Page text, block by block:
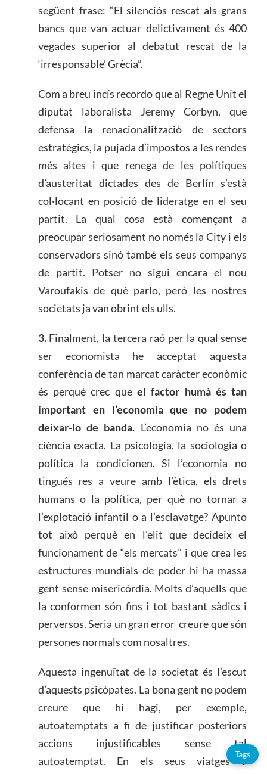
següent frase: “El silenciós rescat als grans
bancs que van actuar delictivament és 400
vegades superior al debatut rescat de la
‘irresponsable’ Grècia”.
Com a breu incís recordo que al Regne Unit el
diputat laboralista Jeremy Corbyn, que
defensa la renacionalització de sectors
estratègics, la pujada d’impostos a les rendes
més altes i que renega de les polítiques
d’austeritat dictades des de Berlín s’està
col·locant en posició de lideratge en el seu
partit. La qual cosa està començant a
preocupar seriosament no només la City i els
conservadors sinó també els seus companys
de partit. Potser no sigui encara el nou
Varoufakis de què parlo, però les nostres
societats ja van obrint els ulls.
3.Finalment, la tercera raó per la qual sense
ser economista he acceptat aquesta
conferència de tan marcat caràcter econòmic
és perquè crec que el factor humà és tan
important en l’economia que no podem
deixar-lo de banda. L’economia no és una
ciència exacta. La psicologia, la sociologia o
política la condicionen. Si l’economia no
tingués res a veure amb l’ètica, els drets
humans o la política, per què no tornar a
l’explotació infantil o a l’esclavatge? Apunto
tot això perquè en l’elit que decideix el
funcionament de “els mercats” i que crea les
estructures mundials de poder hi ha massa
gent sense misericòrdia. Molts d’aquells que
la conformen són fins i tot bastant sàdics i
perversos. Seria un gran error creure que són
persones normals com nosaltres.
Aquesta ingenuïtat de la societat és l’escut
d’aquests psicòpates. La bona gent no podem
creure que hi hagi, per exemple,
autoatemptats a fi de justificar posteriors
accions injustificables sense tal
autoatemptat. En els seus viatges a
Tags